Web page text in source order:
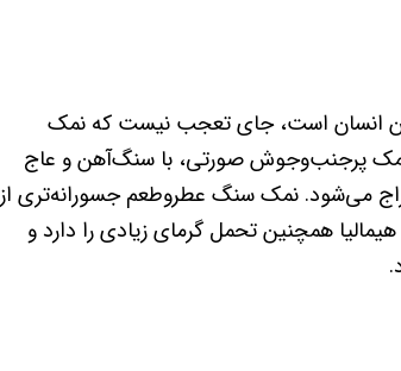
ماده معدنی موجود در بدن انسان است، جای تعجب نیست که نمک
نمک پرجنب‌وجوش صورتی، با سنگ‌آهن و عاج
می‌شود. نمک سنگ عطروطعم جسورانه‌تری از
همچنین تحمل گرمای زیادی را دارد و